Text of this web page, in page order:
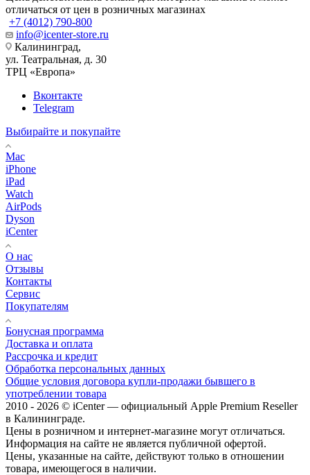
отличаться от цен в розничных магазинах
+7 (4012) 790-800
info@icenter-store.ru
Калининград,
ул. Театральная, д. 30
ТРЦ «Европа»
Вконтакте
Telegram
Выбирайте и покупайте
Mac
iPhone
iPad
Watch
AirPods
Dyson
iCenter
О нас
Отзывы
Контакты
Сервис
Покупателям
Бонусная программа
Доставка и оплата
Рассрочка и кредит
Обработка персональных данных
Общие условия договора купли-продажи бывшего в
употреблении товара
2010 - 2026 © iCenter — официальный Apple Premium Reseller
в Калининграде.
Цены в розничном и интернет-магазине могут отличаться.
Информация на сайте не является публичной офертой.
Цены, указанные на сайте, действуют только в отношении
товара, имеющегося в наличии.